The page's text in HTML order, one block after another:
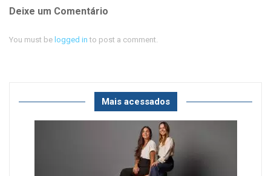
Deixe um Comentário
You must be logged in to post a comment.
Mais acessados